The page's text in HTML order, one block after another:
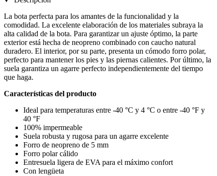
La bota perfecta para los amantes de la funcionalidad y la
comodidad. La excelente elaboración de los materiales subraya la
alta calidad de la bota. Para garantizar un ajuste óptimo, la parte
exterior está hecha de neopreno combinado con caucho natural
duradero. El interior, por su parte, presenta un cómodo forro polar,
perfecto para mantener los pies y las piernas calientes. Por último, la
suela garantiza un agarre perfecto independientemente del tiempo
que haga.
Características del producto
Ideal para temperaturas entre -40 °C y 4 °C o entre -40 °F y
40 °F
100% impermeable
Suela robusta y rugosa para un agarre excelente
Forro de neopreno de 5 mm
Forro polar cálido
Entresuela ligera de EVA para el máximo confort
Con lengüeta